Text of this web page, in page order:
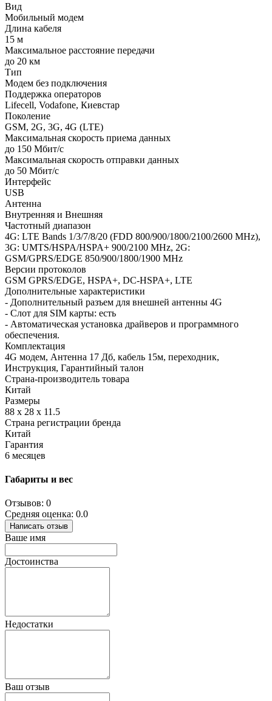
Вид
Мобильный модем
Длина кабеля
15 м
Максимальное расстояние передачи
до 20 км
Тип
Модем без подключения
Поддержка операторов
Lifecell, Vodafone, Киевстар
Поколение
GSM, 2G, 3G, 4G (LTE)
Максимальная скорость приема данных
до 150 Мбит/с
Максимальная скорость отправки данных
до 50 Мбит/с
Интерфейс
USB
Антенна
Внутренняя и Внешняя
Частотный диапазон
4G: LTE Bands 1/3/7/8/20 (FDD 800/900/1800/2100/2600 MHz),
3G: UMTS/HSPA/HSPA+ 900/2100 MHz, 2G:
GSM/GPRS/EDGE 850/900/1800/1900 MHz
Версии протоколов
GSM GPRS/EDGE, HSPA+, DC-HSPA+, LTE
Дополнительные характеристики
- Дополнительный разъем для внешней антенны 4G
- Слот для SIM карты: есть
- Автоматическая установка драйверов и программного
обеспечения.
Комплектация
4G модем, Антенна 17 Дб, кабель 15м, переходник,
Инструкция, Гарантийный талон
Страна-производитель товара
Китай
Размеры
88 x 28 x 11.5
Страна регистрации бренда
Китай
Гарантия
6 месяцев
Габариты и вес
Отзывов: 0
Средняя оценка: 0.0
Написать отзыв
Ваше имя
Достоинства
Недостатки
Ваш отзыв